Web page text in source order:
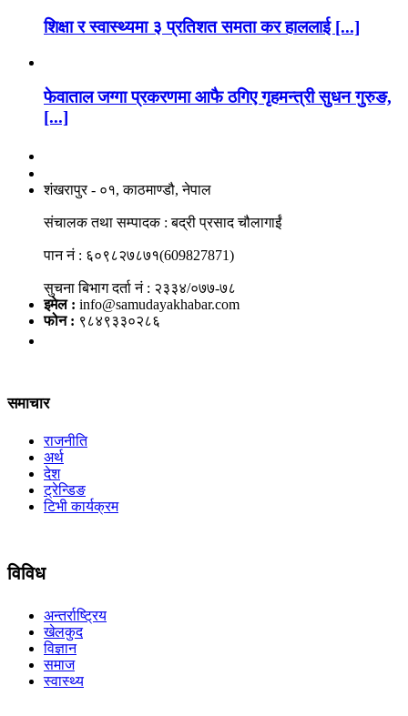
शिक्षा र स्वास्थ्यमा ३ प्रतिशत समता कर हाललाई [...]
फेवाताल जग्गा प्रकरणमा आफै ठगिए गृहमन्त्री सुधन गुरुङ,
[...]
शंखरापुर - ०१, काठमाण्डौ, नेपाल
संचालक तथा सम्पादक : बद्री प्रसाद चौलागाईं
पान नं : ६०९८२७८७१(609827871)
सुचना बिभाग दर्ता नं : २३३४/०७७-७८
इमेल : info@samudayakhabar.com
फोन : ९८४९३३०२८६
समाचार
राजनीति
अर्थ
देश
ट्रेन्डिङ
टिभी कार्यक्रम
विविध
अन्तर्राष्ट्रिय
खेलकुद
विज्ञान
समाज
स्वास्थ्य